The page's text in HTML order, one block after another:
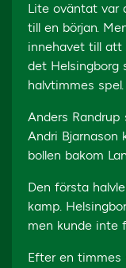
Lite oväntat var
till en början.
innehavet till att
det Helsingborg
halvtimmes spel.
Anders
Andri
bollen bakom
Den första
kamp.
men kunde inte
Efter en timmes